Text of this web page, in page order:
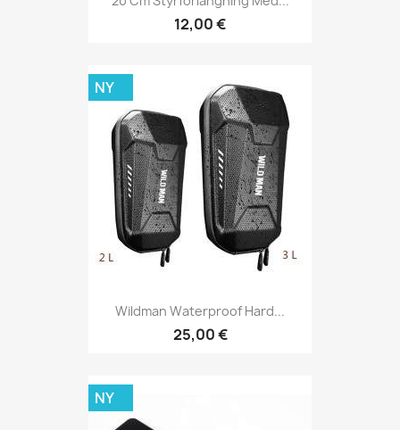
12,00 €
Wildman Waterproof Hard...
25,00 €
NY
NY